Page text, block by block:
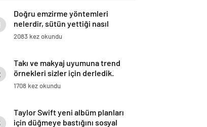
Doğru emzirme yöntemleri
nelerdir, sütün yettiği nasıl
anlaşılır?
2083 kez okundu
Takı ve makyaj uyumuna trend
örnekleri sizler için derledik.
1708 kez okundu
Taylor Swift yeni albüm planları
için düğmeye bastığını sosyal